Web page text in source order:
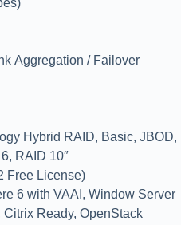
Aggregation / Failover
Hybrid RAID, Basic, JBOD,
RAID 10″
Free License)
6 with VAAI, Window Server
Ready, OpenStack